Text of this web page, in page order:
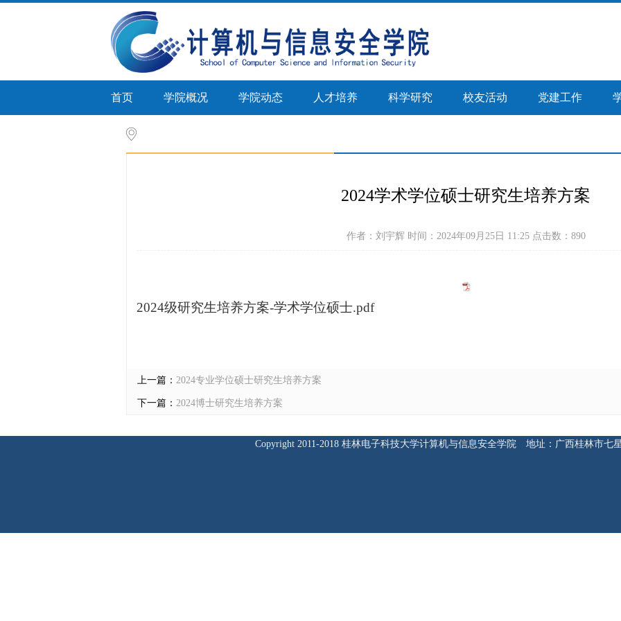
首页 学院概况 学院动态 人才培养 科学研究 校友活动 党建工作
2024学术学位硕士研究生培养方案
作者：刘宇辉 时间：2024年09月25日 11:25 点击数： 890
2024级研究生培养方案-学术学位硕士.pdf
上一篇： 2024专业学位硕士研究生培养方案
下一篇： 2024博士研究生培养方案
Copyright 2011-2018 桂林电子科技大学计算机与信息安全学院 地址：广西桂林市七